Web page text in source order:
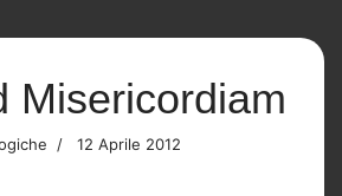
Misericordiam
12 Aprile 2012